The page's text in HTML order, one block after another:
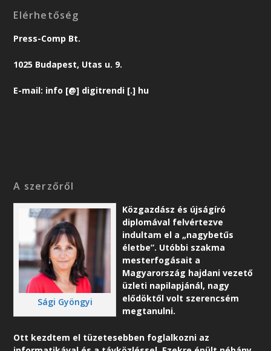
Elérhetőség
Press-Comp Bt.
1025 Budapest, Utas u. 9.
E-mail: info [@] digitrendi [.] hu
A szerzőről
Sági Gyöngyi
Közgazdász és újságíró
diplomával felvértezve
indultam el a „nagybetűs
életbe”. Utóbbi szakma
mesterfogásait a
Magyarország hajdani vezető
üzleti napilapjánál, nagy
elődöktől volt szerencsém
megtanulni.
Ott kezdtem el tüzetesebben foglalkozni az